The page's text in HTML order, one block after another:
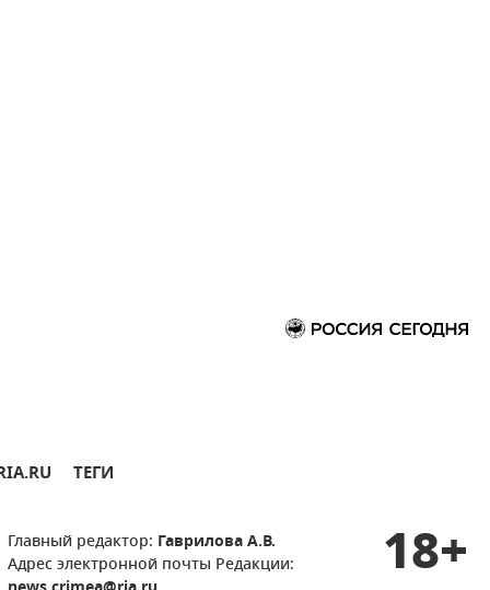
ТЕГИ
Главный редактор: Гаврилова А.В.
Адрес электронной почты Редакции:
18+